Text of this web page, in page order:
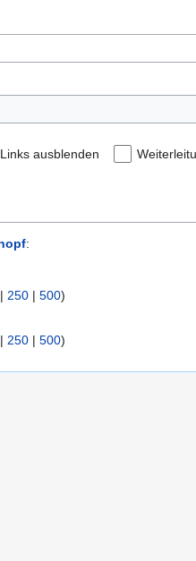
Links ausblenden
:
| 250 | 500)
| 250 | 500)